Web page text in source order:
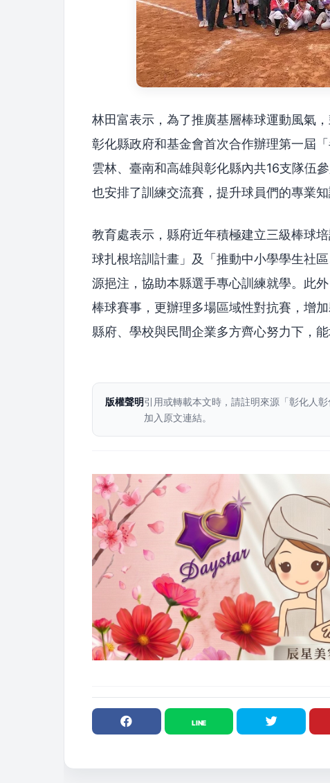
林田富表示，為了推廣基層棒球運動風氣
彰化縣政府和基金會首次合作辦理第一屆
雲林、臺南和高雄與彰化縣內共16支隊伍
也安排了訓練交流賽，提升球員們的專業知
教育處表示，縣府近年積極建立三級棒球
球扎根培訓計畫」及「推動中小學學生社
源挹注，協助本縣選手專心訓練就學。此
棒球賽事，更辦理多場區域性對抗賽，增
縣府、學校與民間企業多方齊心努力下，
版權聲明引用或轉載本文時，請註明來源「彰化人
加入原文連結。